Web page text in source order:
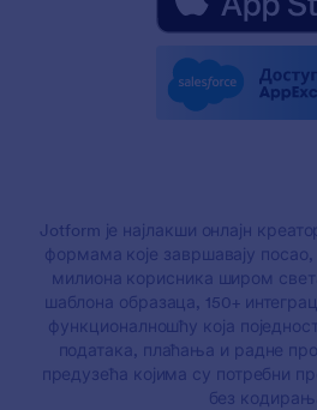
Jotform је најлакши онлајн
формама које завршавају
милиона корисника широм
шаблона образаца, 150+
функционалношћу која
података, плаћања и радне
предузећа којима су потребни
без